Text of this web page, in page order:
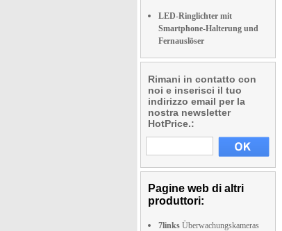
LED-Ringlichter mit
Smartphone-Halterung und
Fernauslöser
Rimani in contatto con
noi e inserisci il tuo
indirizzo email per la
nostra newsletter
HotPrice.:
Pagine web di altri
produttori:
7links Überwachungskameras